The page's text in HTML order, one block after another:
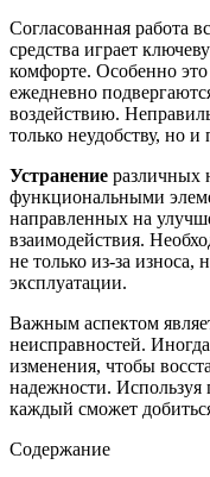
Согласованная работа
средства играет
комфорте. Особенно это
ежедневно
воздействию.
только неудобству, но
Устранение различных
функциональными
направленных на
взаимодействия.
не только из-за износа,
эксплуатации.
Важным аспектом
неисправностей.
изменения, чтобы
надежности. Используя
каждый сможет
Содержание